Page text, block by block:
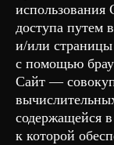
использования
доступа путем
и/или страницы
с помощью
Сайт —
содержащейся
к которой